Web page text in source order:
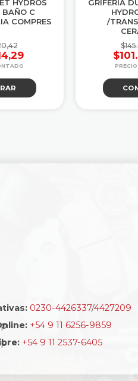
HYDROS
BAÑO C
COMPRES
GRIFERÍA
/
$
$
0230-4426337/4427209
+54 9 11 6256-9859
+54 9 11 2537-6405